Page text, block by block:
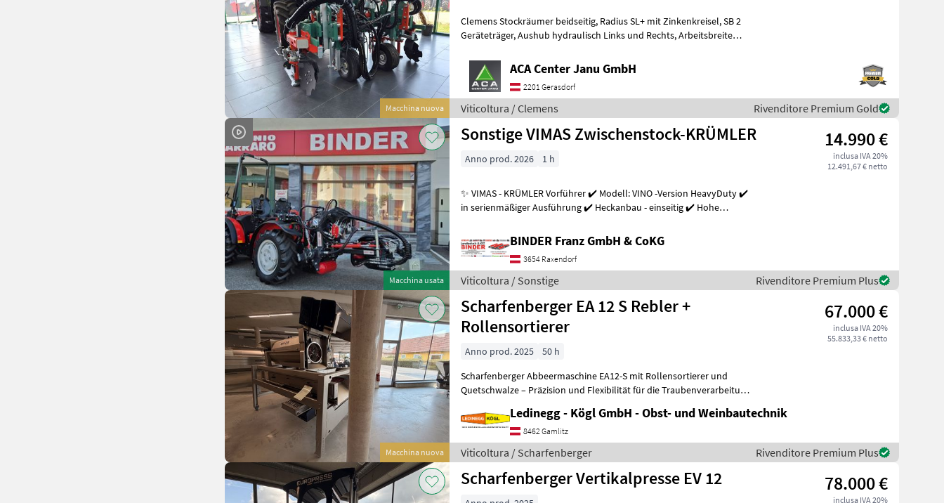
Macchina nuova
Clemens Stockräumer beidseitig, Radius SL+ mit Zinkenkreisel, SB 2
Geräteträger, Aushub hydraulisch Links und Rechts, Arbeitsbreite
ACA Center Janu GmbH
2201 Gerasdorf
Viticoltura / Clemens Rivenditore Premium Gold
Macchina usata
Sonstige VIMAS Zwischenstock-KRÜMLER 14.990 €
inclusa IVA 20%
12.491,67 € netto
Anno prod. 2026 1 h
✨ VIMAS - KRÜMLER Vorführer ✔️ Modell: VINO -Version HeavyDuty ✔️
in serienmäßiger Ausführung ✔️ Heckanbau - einseitig ✔️ Hohe
BINDER Franz GmbH & CoKG
3654 Raxendorf
Viticoltura / Sonstige Rivenditore Premium Plus
Macchina nuova
Scharfenberger EA 12 S Rebler +
Rollensortierer
67.000 €
inclusa IVA 20%
55.833,33 € netto
Anno prod. 2025
50 h
Scharfenberger Abbeermaschine EA12-S mit Rollensortierer und
Quetschwalze – Präzision und Flexibilität für die Traubenverarbeitung
Ledinegg - Kögl GmbH - Obst- und Weinbautechnik
8462 Gamlitz
Viticoltura / Scharfenberger Rivenditore Premium Plus
Scharfenberger Vertikalpresse EV 12 78.000 €
inclusa IVA 20%